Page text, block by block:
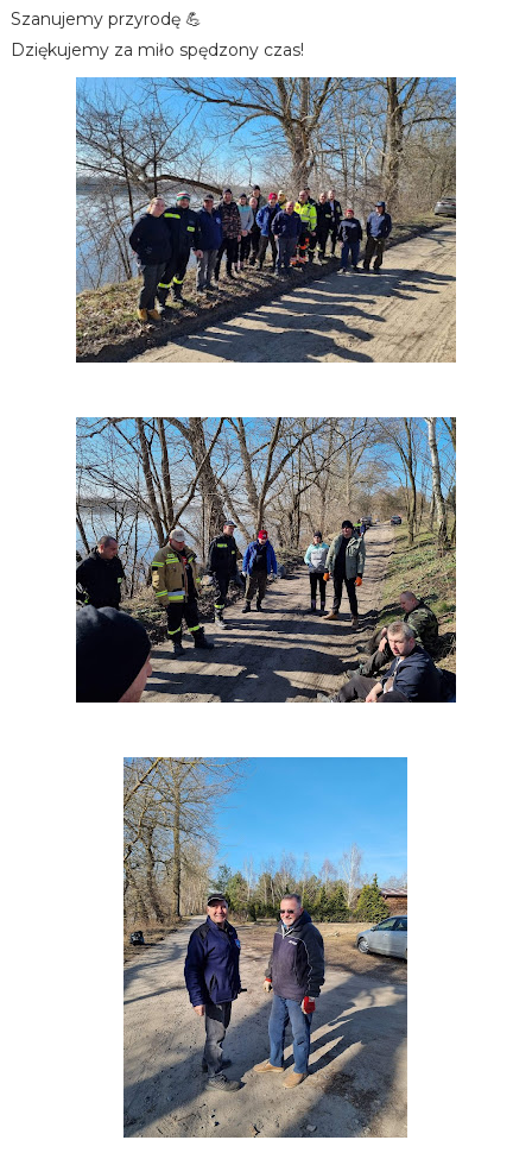
Szanujemy przyrodę 💪
Dziękujemy za miło spędzony czas!